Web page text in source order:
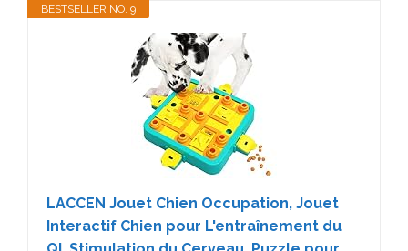
BESTSELLER NO. 9
LACCEN Jouet Chien Occupation, Jouet
Interactif Chien pour L'entraînement du